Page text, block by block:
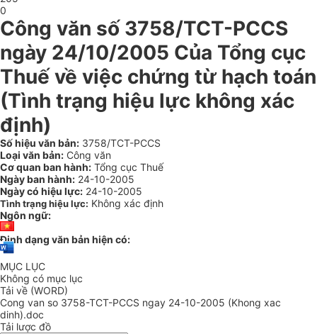
0
Công văn số 3758/TCT-PCCS
ngày 24/10/2005 Của Tổng cục
Thuế về việc chứng từ hạch toán
(Tình trạng hiệu lực không xác
định)
Số hiệu văn bản: 3758/TCT-PCCS
Loại văn bản: Công văn
Cơ quan ban hành: Tổng cục Thuế
Ngày ban hành: 24-10-2005
Ngày có hiệu lực: 24-10-2005
Tình trạng hiệu lực: Không xác định
Ngôn ngữ:
Định dạng văn bản hiện có:
MỤC LỤC
Không có mục lục
Tải về (WORD)
Cong van so 3758-TCT-PCCS ngay 24-10-2005 (Khong xac
dinh).doc
Tải lược đồ